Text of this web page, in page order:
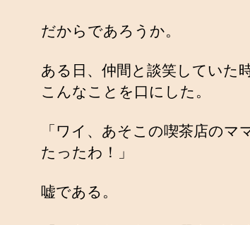
だからであろうか。
ある日、仲間と談笑していた
こんなことを口にした。
「ワイ、あそこの喫茶店のマ
たったわ！」
嘘である。